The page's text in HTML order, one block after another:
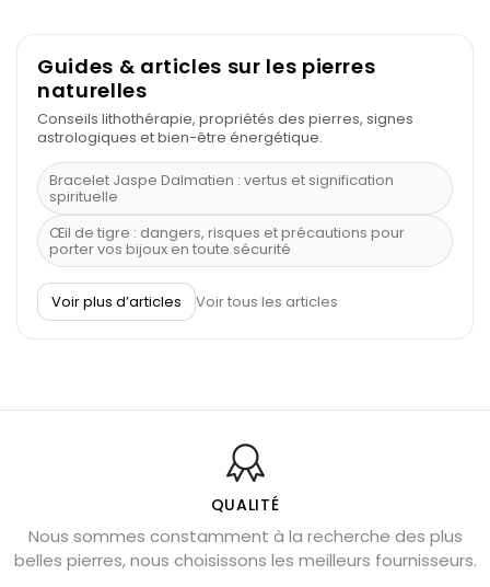
Guides & articles sur les pierres
naturelles
Conseils lithothérapie, propriétés des pierres, signes
astrologiques et bien-être énergétique.
Bracelet Jaspe Dalmatien : vertus et signification
spirituelle
Œil de tigre : dangers, risques et précautions pour
porter vos bijoux en toute sécurité
À quel poignet porter un bracelet de pierre
Découvrez le scorpion et ses pierres
Bienfaits de la sélénite – pierre des anges
L’améthyste est-elle faite pour moi ?
Chrysocolle : pierre apaisante
Obsidienne dorée : vertus et signification
Voir plus d’articles Voir tous les articles
QUALITÉ
Nous sommes constamment à la recherche des plus
belles pierres, nous choisissons les meilleurs fournisseurs.